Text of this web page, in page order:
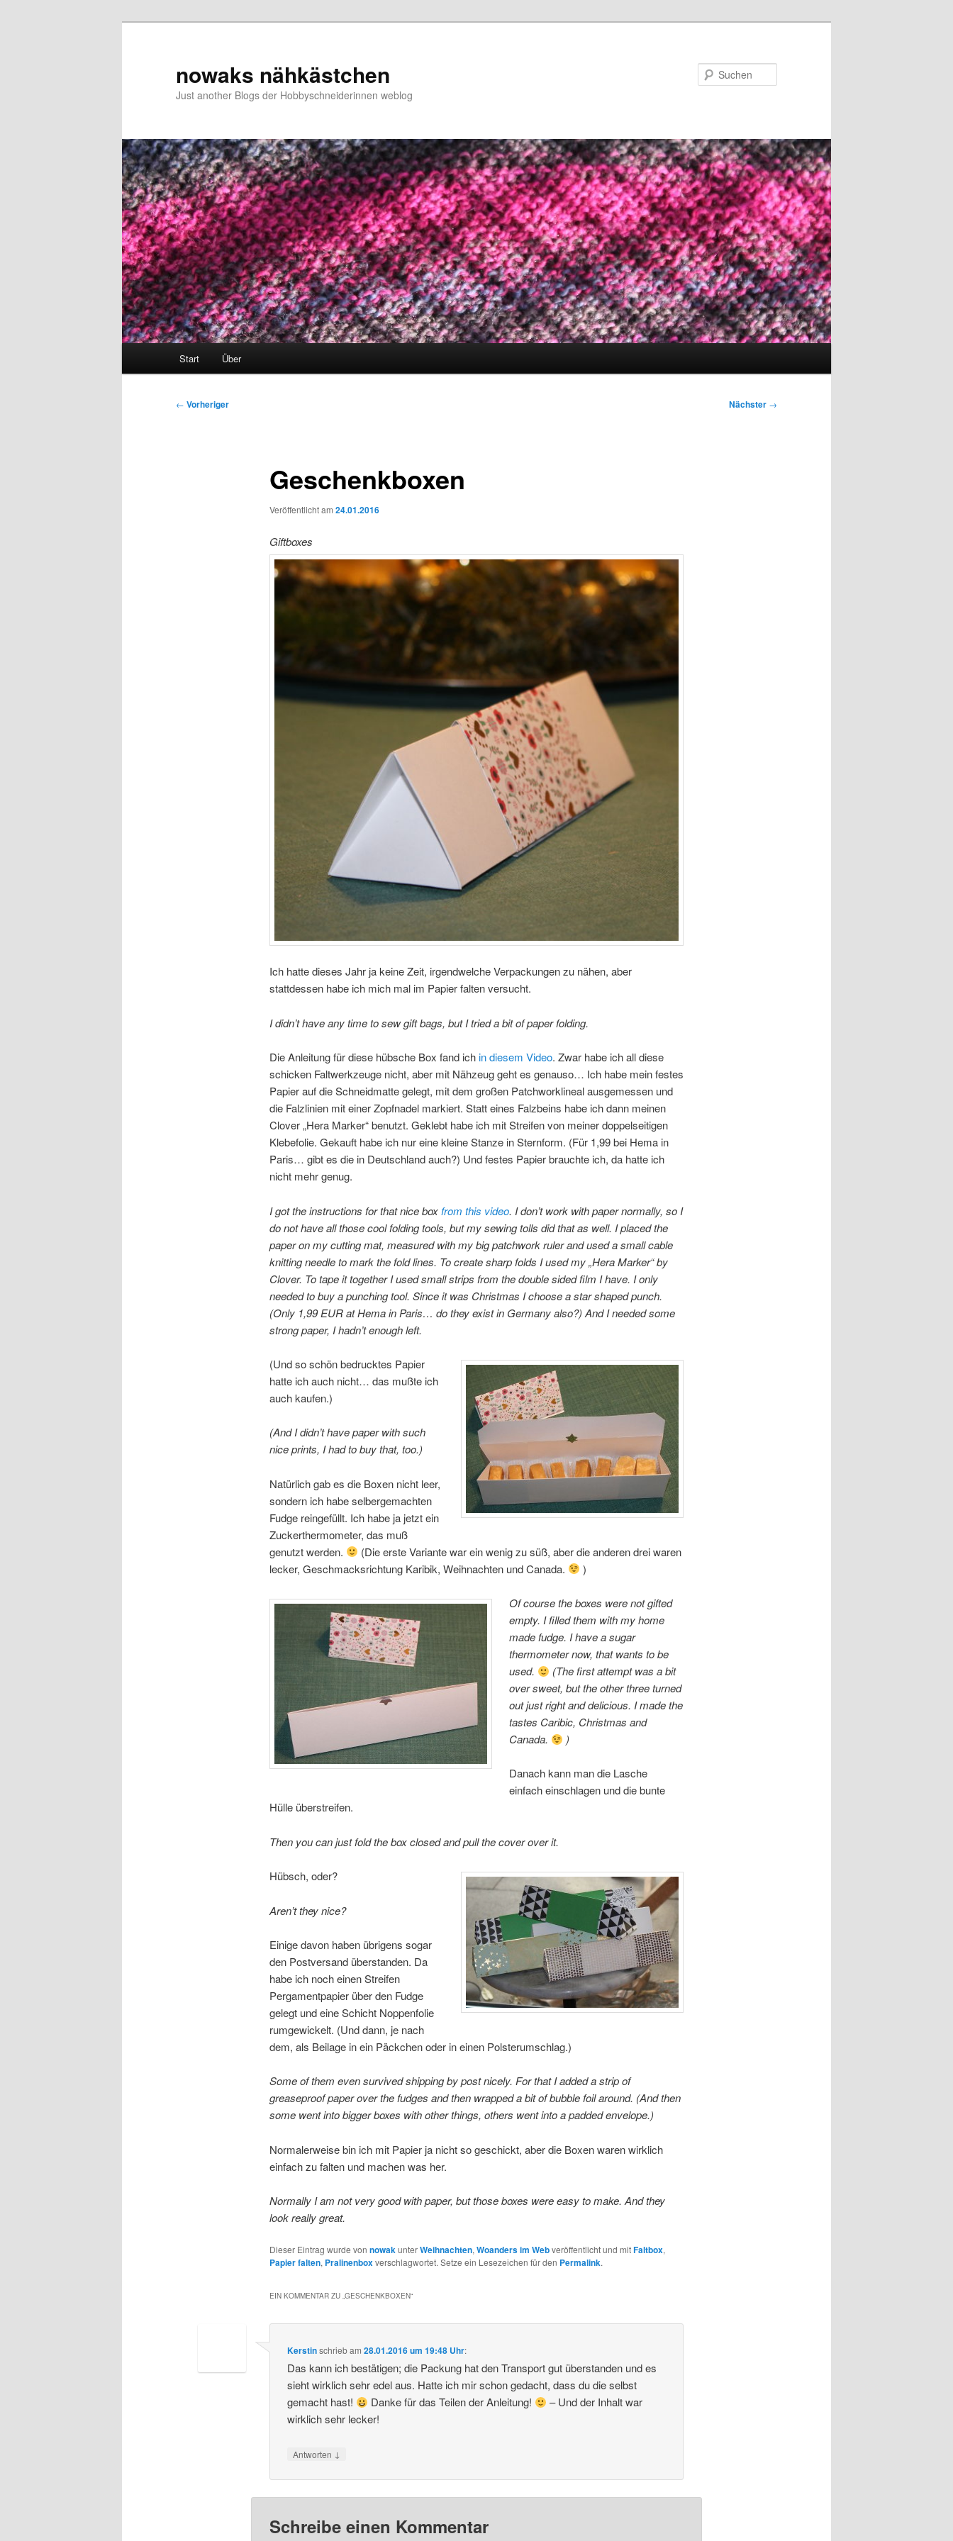
nowaks nähkästchen
Just another Blogs der Hobbyschneiderinnen weblog
Start Über
Beitragsnavigation
← Vorheriger Nächster →
Geschenkboxen
Veröffentlicht am 24.01.2016
Giftboxes
Ich hatte dieses Jahr ja keine Zeit, irgendwelche Verpackungen zu nähen, aber
stattdessen habe ich mich mal im Papier falten versucht.
I didn’t have any time to sew gift bags, but I tried a bit of paper folding.
Die Anleitung für diese hübsche Box fand ichin diesem Video. Zwar habe ich all diese
schicken Faltwerkzeuge nicht, aber mit Nähzeug geht es genauso… Ich habe mein festes
Papier auf die Schneidmatte gelegt, mit dem großen Patchworklineal ausgemessen und
die Falzlinien mit einer Zopfnadel markiert. Statt eines Falzbeins habe ich dann meinen
Clover „Hera Marker“ benutzt. Geklebt habe ich mit Streifen von meiner doppelseitigen
Klebefolie. Gekauft habe ich nur eine kleine Stanze in Sternform. (Für 1,99 bei Hema in
Paris… gibt es die in Deutschland auch?) Und festes Papier brauchte ich, da hatte ich
nicht mehr genug.
I got the instructions for that nice boxfrom this video. I don’t work with paper normally, so I
do not have all those cool folding tools, but my sewing tolls did that as well. I placed the
paper on my cutting mat, measured with my big patchwork ruler and used a small cable
knitting needle to mark the fold lines. To create sharp folds I used my „Hera Marker“ by
Clover. To tape it together I used small strips from the double sided film I have. I only
needed to buy a punching tool. Since it was Christmas I choose a star shaped punch.
(Only 1,99 EUR at Hema in Paris… do they exist in Germany also?) And I needed some
strong paper, I hadn’t enough left.
(Und so schön bedrucktes Papier
hatte ich auch nicht… das mußte ich
auch kaufen.)
(And I didn’t have paper with such
nice prints, I had to buy that, too.)
Natürlich gab es die Boxen nicht leer,
sondern ich habe selbergemachten
Fudge reingefüllt. Ich habe ja jetzt ein
Zuckerthermometer, das muß
genutzt werden.
(Die erste Variante war ein wenig zu süß, aber die anderen drei waren
lecker, Geschmacksrichtung Karibik, Weihnachten und Canada.
)
Of course the boxes were not gifted
empty. I filled them with my home
made fudge. I have a sugar
thermometer now, that wants to be
used.
(The first attempt was a bit
over sweet, but the other three turned
out just right and delicious. I made the
tastes Caribic, Christmas and
Canada.
)
Danach kann man die Lasche
einfach einschlagen und die bunte
Hülle überstreifen.
Then you can just fold the box closed and pull the cover over it.
Hübsch, oder?
Aren’t they nice?
Einige davon haben übrigens sogar
den Postversand überstanden. Da
habe ich noch einen Streifen
Pergamentpapier über den Fudge
gelegt und eine Schicht Noppenfolie
rumgewickelt. (Und dann, je nach
dem, als Beilage in ein Päckchen oder in einen Polsterumschlag.)
Some of them even survived shipping by post nicely. For that I added a strip of
greaseproof paper over the fudges and then wrapped a bit of bubble foil around. (And then
some went into bigger boxes with other things, others went into a padded envelope.)
Normalerweise bin ich mit Papier ja nicht so geschickt, aber die Boxen waren wirklich
einfach zu falten und machen was her.
Normally I am not very good with paper, but those boxes were easy to make. And they
look really great.
Dieser Eintrag wurde von nowakunterWeihnachten, Woanders im Webveröffentlicht und mitFaltbox,
Papier falten, Pralinenboxverschlagwortet. Setze ein Lesezeichen für den Permalink.
EIN KOMMENTAR ZU „ GESCHENKBOXEN“
Kerstinschriebam28.01.2016 um 19:48 Uhr:
Das kann ich bestätigen; die Packung hat den Transport gut überstanden und es
sieht wirklich sehr edel aus. Hatte ich mir schon gedacht, dass du die selbst
gemacht hast!
Danke für das Teilen der Anleitung!
– Und der Inhalt war
wirklich sehr lecker!
Antworten ↓
Schreibe einen Kommentar